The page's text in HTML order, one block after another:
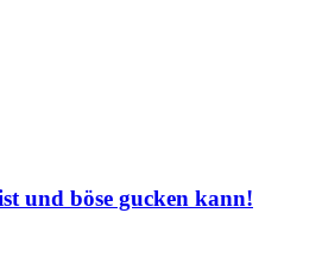
und böse gucken kann!